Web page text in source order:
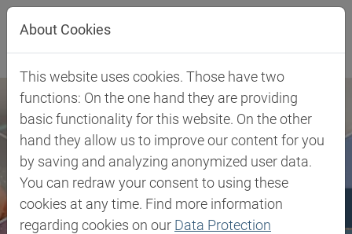
Direkt zur Hauptnavigation springen
Direkt zum Inhalt springen
About Cookies
This website uses cookies. Those have two
functions: On the one hand they are providing
basic functionality for this website. On the other
hand they allow us to improve our content for you
by saving and analyzing anonymized user data.
You can redraw your consent to using these
cookies at any time. Find more information
regarding cookies on our Data Protection